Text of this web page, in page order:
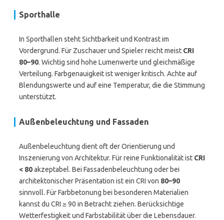
Sporthalle
In Sporthallen steht Sichtbarkeit und Kontrast im
Vordergrund. Für Zuschauer und Spieler reicht meist CRI
80–90. Wichtig sind hohe Lumenwerte und gleichmäßige
Verteilung. Farbgenauigkeit ist weniger kritisch. Achte auf
Blendungswerte und auf eine Temperatur, die die Stimmung
unterstützt.
Außenbeleuchtung und Fassaden
Außenbeleuchtung dient oft der Orientierung und
Inszenierung von Architektur. Für reine Funktionalität ist CRI
< 80akzeptabel. Bei Fassadenbeleuchtung oder bei
architektonischer Präsentation ist ein CRI von 80–90
sinnvoll. Für Farbbetonung bei besonderen Materialien
kannst du CRI ≥ 90 in Betracht ziehen. Berücksichtige
Wetterfestigkeit und Farbstabilität über die Lebensdauer.